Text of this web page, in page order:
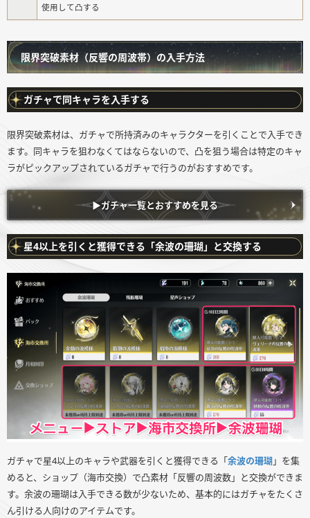
使用して凸する
限界突破素材（反響の周波帯）の入手方法
ガチャで同キャラを入手する
限界突破素材は、ガチャで所持済みのキャラクターを引くことで入手でき
ます。同キャラを狙わなくてはならないので、凸を狙う場合は特定のキャ
ラがピックアップされているガチャで行うのがおすすめです。
▶︎ガチャ一覧とおすすめを見る
星4以上を引くと獲得できる「余波の珊瑚」と交換する
ガチャで星4以上のキャラや武器を引くと獲得できる「余波の珊瑚」を集
めると、ショップ（海市交換）で凸素材「反響の周波数」と交換ができま
す。余波の珊瑚は入手できる数が少ないため、基本的にはガチャをたくさ
ん引ける人向けのアイテムです。